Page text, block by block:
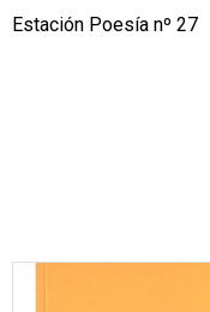
Estación Poesía nº 27